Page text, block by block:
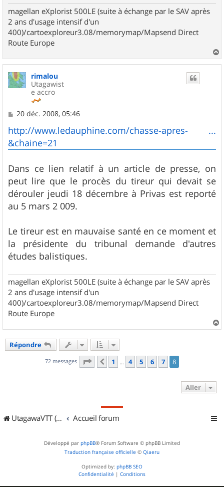
magellan eXplorist 500LE (suite à échange par le SAV après
2 ans d'usage intensif d'un
400)/cartoexploreur3.08/memorymap/Mapsend Direct
Route Europe
a
u
rimalou
Utagawist
e accro
M
s
s
a
g
20 déc. 2008, 05:46
http://www.ledauphine.com/chasse-apres- ...
&chaine=21
Dans ce lien relatif à un article de presse, on
peut lire que le procès du tireur qui devait se
dérouler jeudi 18 décembre à Privas est reporté
au 5 mars 2 009.
Le tireur est en mauvaise santé en ce moment et
la présidente du tribunal demande d'autres
études balistiques.
magellan eXplorist 500LE (suite à échange par le SAV après
2 ans d'usage intensif d'un
400)/cartoexploreur3.08/memorymap/Mapsend Direct
Route Europe
a
Répondre
72 messages Page 8sur 8
Précédent
1 … 4 5 6 7 8
Aller
UtagawaVTT (Randos VTT et VTTAE avec traces GPS) Accueil forum
Développé par phpBB® Forum Software © phpBB Limited
Traduction française officielle © Qiaeru
Optimized by: phpBB SEO
Confidentialité | Conditions